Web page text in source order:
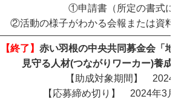
①申請書（所定の書式に必
②活動の様子がわかる会報または資料等
【終了】 赤い羽根の中央共同募金会「地域
見守る人材(つながりワーカー)養成お
【助成対象期間】 2024年
【応募締め切り】 2024年3月